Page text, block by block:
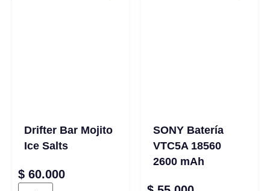
Drifter Bar Mojito
Ice Salts
$ 60.000
SONY Batería
VTC5A 18560
2600 mAh